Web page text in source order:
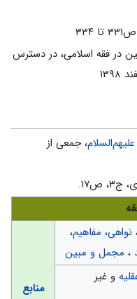
در فقه اسلامی، در دسترس
، جمعى از
ص۱۷.
نواهی، مفاهیم،
، مجمل و مبین
منابع
و غیر